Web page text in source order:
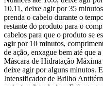
10.11, deixe agir por 35
prenda o cabelo durante o
restante do produto para o
cabelos para que o produto se
agir por 10 minutos,
de ação, enxague bem até que
Máscara de Hidratação
deixe agir por alguns minutos.
Intensificador de Brilho